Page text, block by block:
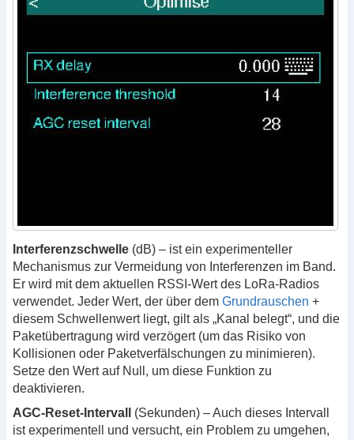
Interferenzschwelle (dB) – ist ein experimenteller
Mechanismus zur Vermeidung von Interferenzen im Band.
Er wird mit dem aktuellen RSSI-Wert des LoRa-Radios
verwendet. Jeder Wert, der über dem Grundrauschen +
diesem Schwellenwert liegt, gilt als „Kanal belegt“, und die
Paketübertragung wird verzögert (um das Risiko von
Kollisionen oder Paketverfälschungen zu minimieren).
Setze den Wert auf Null, um diese Funktion zu
deaktivieren.
AGC-Reset-Intervall
(Sekunden) – Auch dieses Intervall
ist experimentell und versucht, ein Problem zu umgehen,